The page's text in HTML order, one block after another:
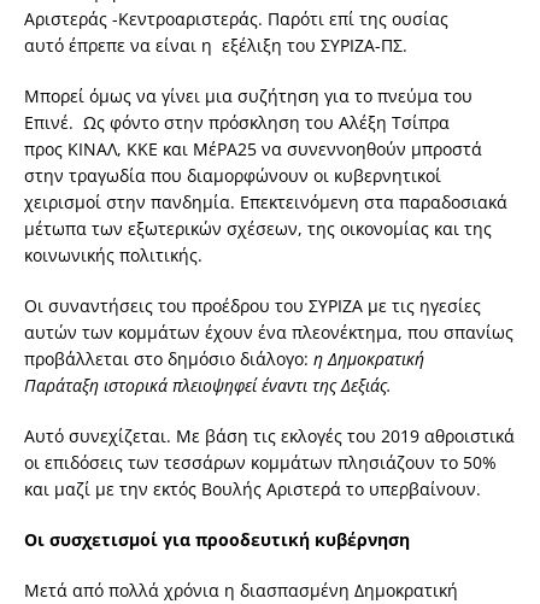
Αριστεράς -Κεντροαριστεράς. Παρότι επί της ουσίας
αυτό έπρεπε να είναι η εξέλιξη του ΣΥΡΙΖΑ-ΠΣ.
Μπορεί όμως να γίνει μια συζήτηση για το πνεύμα του
Επινέ. Ως φόντο στην πρόσκληση του Αλέξη Τσίπρα
προς ΚΙΝΑΛ, ΚΚΕ και ΜέΡΑ25 να συνεννοηθούν μπροστά
στην τραγωδία που διαμορφώνουν οι κυβερνητικοί
χειρισμοί στην πανδημία. Επεκτεινόμενη στα παραδοσιακά
μέτωπα των εξωτερικών σχέσεων, της οικονομίας και της
κοινωνικής πολιτικής.
Οι συναντήσεις του προέδρου του ΣΥΡΙΖΑ με τις ηγεσίες
αυτών των κομμάτων έχουν ένα πλεονέκτημα, που σπανίως
προβάλλεται στο δημόσιο διάλογο: η Δημοκρατική
Παράταξη ιστορικά πλειοψηφεί έναντι της Δεξιάς.
Αυτό συνεχίζεται. Με βάση τις εκλογές του 2019 αθροιστικά
οι επιδόσεις των τεσσάρων κομμάτων πλησιάζουν το 50%
και μαζί με την εκτός Βουλής Αριστερά το υπερβαίνουν.
Οι συσχετισμοί για προοδευτική κυβέρνηση
Μετά από πολλά χρόνια η διασπασμένη Δημοκρατική